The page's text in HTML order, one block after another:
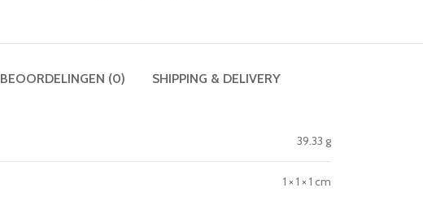
BEOORDELINGEN (0) SHIPPING & DELIVERY
39.33 g
1 × 1 × 1 cm